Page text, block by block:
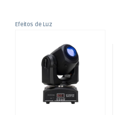
Efeitos de Luz
STINGER SPOT 30